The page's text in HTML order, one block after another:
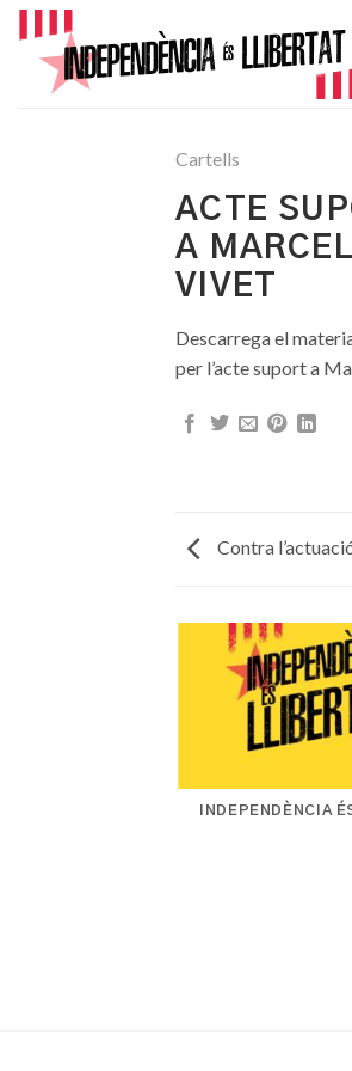
Skip
content
Cartells
ACTE
A MARCEL
VIVET
Descarrega el
per l’acte suport a
Contra
INDEPENDÈNCIA